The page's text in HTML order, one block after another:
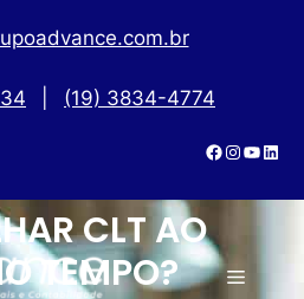
(19) 3834-4774
SER MEI E
CLT AO
TEMPO?